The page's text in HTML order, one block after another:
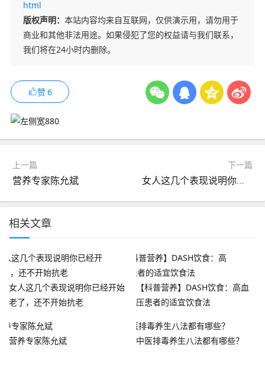
html
版权声明： 本站内容均来自互联网，仅供演示用，请勿用于
商业和其他非法用途。如果侵犯了您的权益请与我们联系，
我们将在24小时内删除。
赞6
上一篇
营养专家陈允斌
下一篇
女人这几个表现说明你已经开始老了，还不开始抗老
相关文章
女人这几个表现说明你已经开始
老了，还不开始抗老
【科普营养】DASH饮食：高血
压患者的适宜饮食法
营养专家陈允斌 中医排毒养生八法都有哪些？